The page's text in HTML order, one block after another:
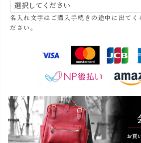
名入れ文字はご購入手続きの途中に出てく
ださい。